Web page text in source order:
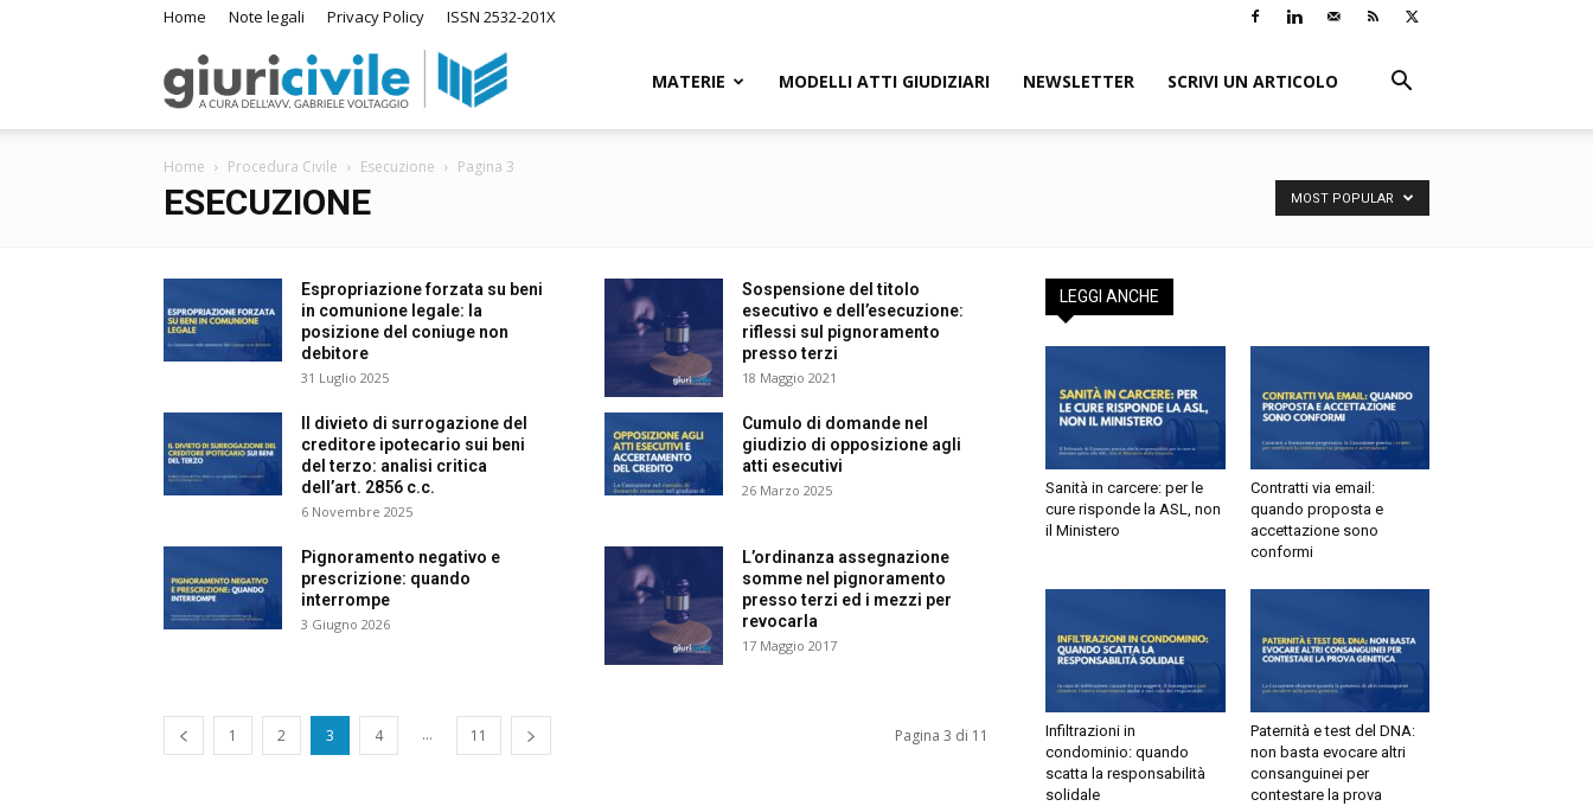
Home Note legali Privacy Policy ISSN 2532-201X
GiuriCivile.it
–
Civile
MATERIE MODELLI ATTI GIUDIZIARI NEWSLETTER SCRIVI UN ARTICOLO
Home Procedura Civile Esecuzione Pagina 3
ESECUZIONE MOST POPULAR
Espropriazione forzata su beni
in comunione legale: la
posizione del coniuge non
debitore
31 Luglio 2025
Sospensione del titolo
esecutivo e dell’esecuzione:
riflessi sul pignoramento
presso terzi
18 Maggio 2021
Il divieto di surrogazione del
creditore ipotecario sui beni
del terzo: analisi critica
dell’art. 2856 c.c.
6 Novembre 2025
Cumulo di domande nel
giudizio di opposizione agli
atti esecutivi
26 Marzo 2025
Pignoramento negativo e
prescrizione: quando
interrompe
3 Giugno 2026
L’ordinanza assegnazione
somme nel pignoramento
presso terzi ed i mezzi per
revocarla
17 Maggio 2017
1 2 3 4 ... 11 Pagina 3 di 11
LEGGI ANCHE
Sanità in carcere: per le
cure risponde la ASL, non
il Ministero
Contratti via email:
quando proposta e
accettazione sono
conformi
Infiltrazioni in
condominio: quando
scatta la responsabilità
solidale
Paternità e test del DNA:
non basta evocare altri
consanguinei per
contestare la prova